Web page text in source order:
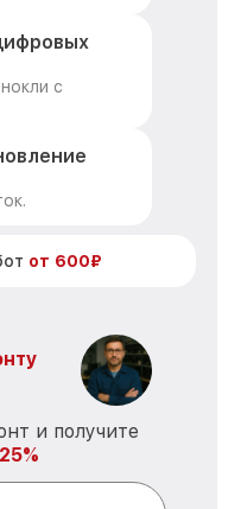
с
от 600₽
и получите